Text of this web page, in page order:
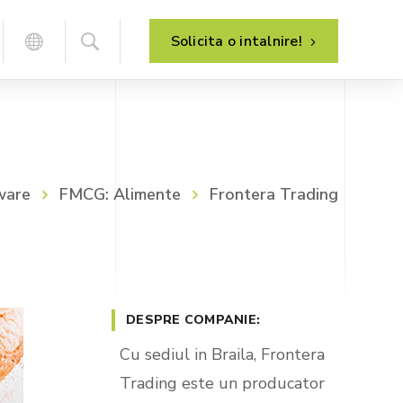
Solicita o intalnire!
Implementarea sistemului
Mentenanta sistemului
E-commerce – vanzare online
FMCG: Alimente Frontera Trading
DESPRE COMPANIE:
Cu sediul in Braila, Frontera
Trading este un producator